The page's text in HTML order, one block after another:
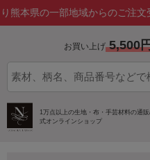
からのご注文受付を一時停止し
お買い上げ 5,500
1万点以上の生地・布・手芸材料の通
式オンラインショップ